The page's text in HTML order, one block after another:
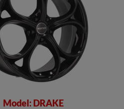
Model: DRAKE